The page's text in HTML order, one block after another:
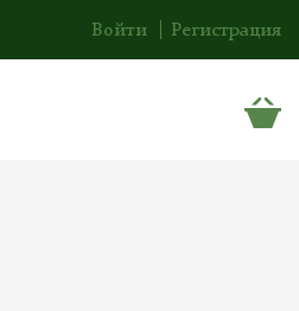
Войти Регистрация